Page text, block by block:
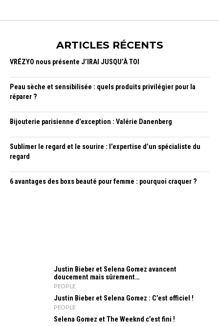
ARTICLES RÉCENTS
VRÉZYO nous présente J’IRAI JUSQU’À TOI
Peau sèche et sensibilisée : quels produits privilégier pour la
réparer ?
Bijouterie parisienne d’exception : Valérie Danenberg
Sublimer le regard et le sourire : l’expertise d’un spécialiste du
regard
6 avantages des boxs beauté pour femme : pourquoi craquer ?
Justin Bieber et Selena Gomez avancent
doucement mais sûrement…
PEOPLE
Justin Bieber et Selena Gomez : C’est officiel !
PEOPLE
Selena Gomez et The Weeknd c’est fini !